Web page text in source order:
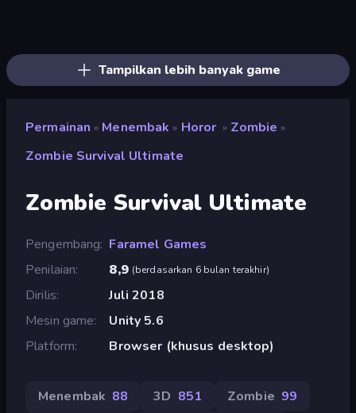
Tampilkan lebih banyak game
Permainan » Menembak » Horor » Zombie »
Zombie Survival Ultimate
Zombie Survival Ultimate
Pengembang Faramel Games
Penilaian
8,9 (berdasarkan 6 bulan terakhir)
Dirilis
Juli 2018
Mesin game
Unity 5.6
Platform
Browser (khusus desktop)
Menembak 88 3D 851 Zombie 99